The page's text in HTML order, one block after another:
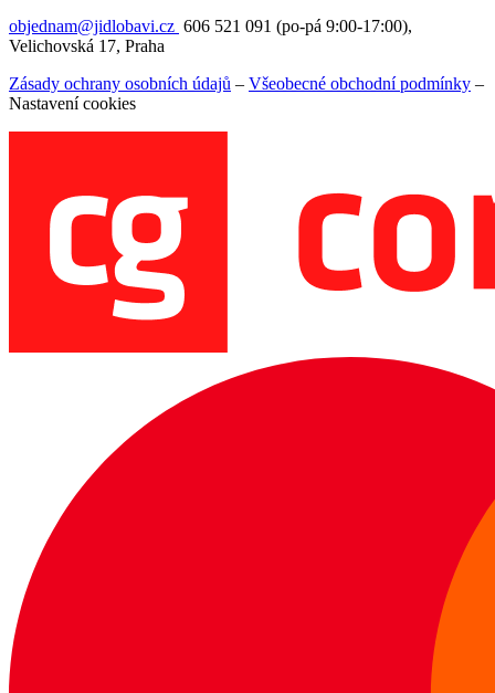
objednam@jidlobavi.cz 606 521 091 (po-pá 9:00-17:00),
Velichovská 17, Praha
Zásady ochrany osobních údajů – Všeobecné obchodní podmínky –
Nastavení cookies